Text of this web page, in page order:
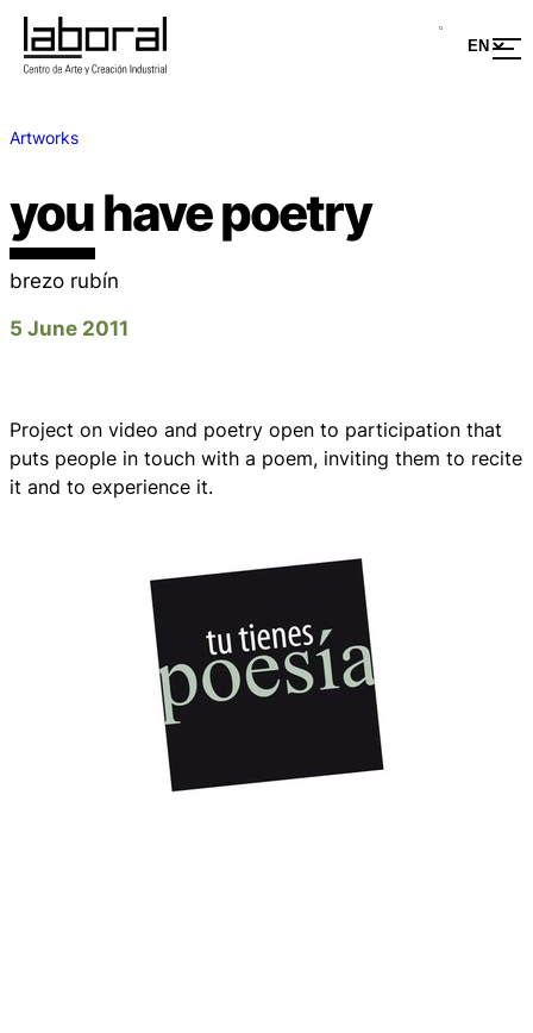
Artworks
you have poetry
brezo rubín
5 June 2011
Project on video and poetry open to participation that
puts people in touch with a poem, inviting them to recite
it and to experience it.